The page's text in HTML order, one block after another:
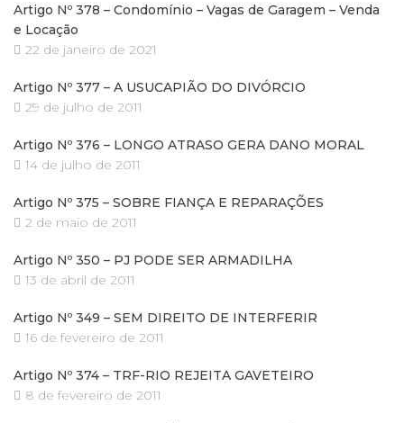
Artigo Nº 378 – Condomínio – Vagas de Garagem – Venda
e Locação
22 de janeiro de 2021
Artigo Nº 377 – A USUCAPIÃO DO DIVÓRCIO
29 de julho de 2011
Artigo Nº 376 – LONGO ATRASO GERA DANO MORAL
14 de julho de 2011
Artigo Nº 375 – SOBRE FIANÇA E REPARAÇÕES
2 de maio de 2011
Artigo Nº 350 – PJ PODE SER ARMADILHA
13 de abril de 2011
Artigo Nº 349 – SEM DIREITO DE INTERFERIR
16 de fevereiro de 2011
Artigo Nº 374 – TRF-RIO REJEITA GAVETEIRO
8 de fevereiro de 2011